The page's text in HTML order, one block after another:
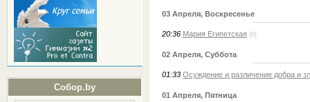
Собор.by
03 Апреля, Воскресенье
20:36 Мария Египетская (0)
02 Апреля, Суббота
01:33 Осуждение и различение добра и
01 Апреля, Пятница